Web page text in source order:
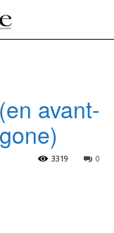
avant-
0
3319